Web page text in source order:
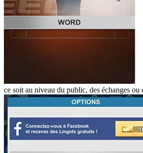
ce soit au niveau du public, des échanges ou